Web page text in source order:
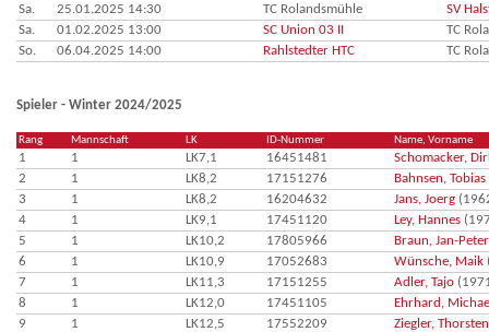
Sa.
25.01.2025 14:30 TC Rolandsmühle
SV
Sa.
01.02.2025 13:00 SC Union 03 II
TC
So.
06.04.2025 14:00 Rahlstedter HTC TC
Spieler - Winter 2024/2025
Rang Mannschaft LK ID-Nummer Name, Vorname
1 1 LK7,1 16451481
Schomacker,
2
1 LK8,2 17151276 Bahnsen, Tobias
3
1 LK8,2 16204632 Jans, Joerg
4
1 LK9,1 17451120 Ley, Hannes
5
1 LK10,2 17805966
Braun, Jan-Peter
6
1 LK10,9 17052683 Wünsche, Maik
7
1 LK11,3 17151255 Adler, Tajo
8
1 LK12,0 17451105
Ehrhard,
9
1 LK12,5 17552209
Ziegler, Thorsten